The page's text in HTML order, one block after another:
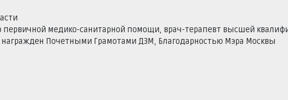
медико-санитарной помощи, врач-терапевт высшей
награжден Почетными Грамотами ДЗМ, Благодарностью Мэра Москвы